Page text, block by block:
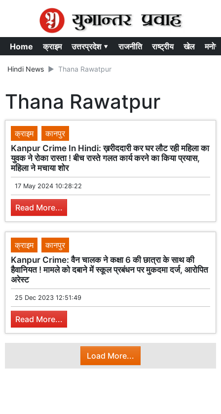
Home क्राइम उत्तरप्रदेश ▾ राजनीति राष्ट्रीय खेल
Hindi News Thana Rawatpur
Thana Rawatpur
क्राइम
कानपुर
Kanpur Crime In Hindi: ख़रीददारी कर घर लौट रही महिला का
युवक ने रोका रास्ता ! बीच रास्ते गलत कार्य करने का किया प्रयास,
महिला ने मचाया शोर
17 May 2024 10:28:22
Read More...
क्राइम
कानपुर
Kanpur Crime: वैन चालक ने कक्षा 6 की छात्रा के साथ की
हैवानियत ! मामले को दबाने में स्कूल प्रबंधन पर मुकदमा दर्ज, आरोपित
अरेस्ट
25 Dec 2023 12:51:49
Read More...
Load More...